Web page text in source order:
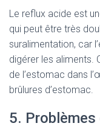
Le reflux acide est
qui peut être très
suralimentation, car
digérer les aliments.
de l’estomac dans
brûlures d’estomac.
5. Problèmes